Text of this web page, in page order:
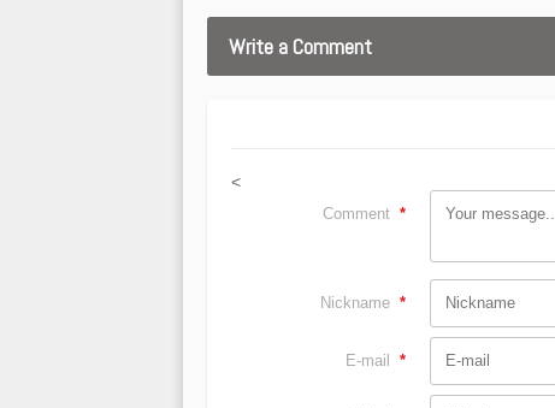
Write a Comment
<
Comment *
Nickname *
E-mail *